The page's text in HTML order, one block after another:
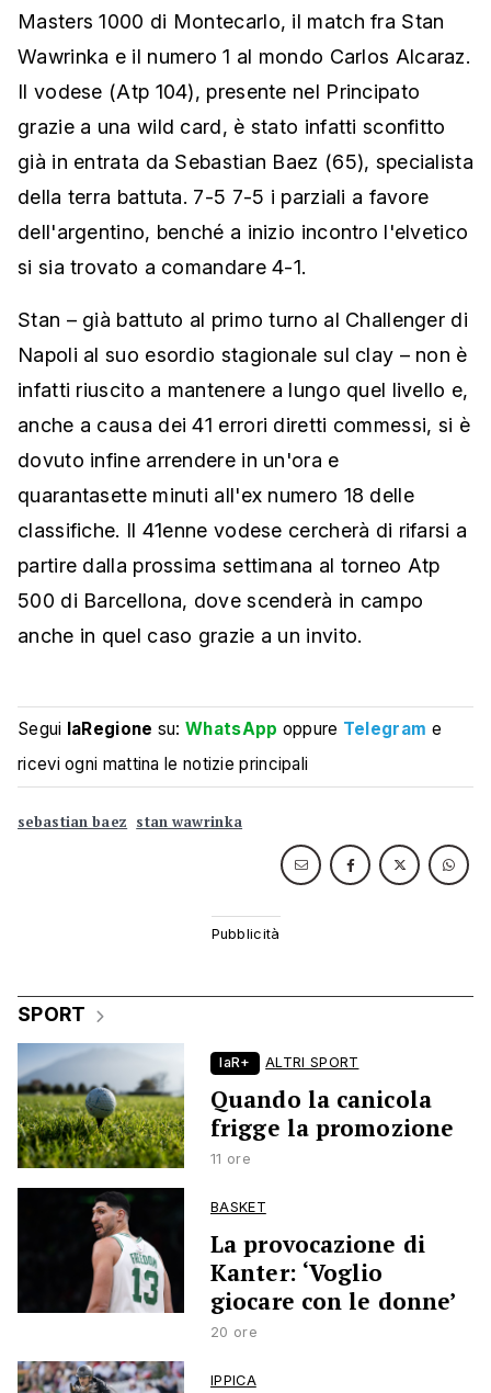
Masters 1000 di Montecarlo, il match fra Stan
Wawrinka e il numero 1 al mondo Carlos Alcaraz.
Il vodese (Atp 104), presente nel Principato
grazie a una wild card, è stato infatti sconfitto
già in entrata da Sebastian Baez (65), specialista
della terra battuta. 7-5 7-5 i parziali a favore
dell'argentino, benché a inizio incontro l'elvetico
si sia trovato a comandare 4-1.
Stan – già battuto al primo turno al Challenger di
Napoli al suo esordio stagionale sul clay – non è
infatti riuscito a mantenere a lungo quel livello e,
anche a causa dei 41 errori diretti commessi, si è
dovuto infine arrendere in un'ora e
quarantasette minuti all'ex numero 18 delle
classifiche. Il 41enne vodese cercherà di rifarsi a
partire dalla prossima settimana al torneo Atp
500 di Barcellona, dove scenderà in campo
anche in quel caso grazie a un invito.
Segui laRegione su:WhatsApp oppure Telegram e
ricevi ogni mattina le notizie principali
sebastian baez stan wawrinka
SPORT
laR+ ALTRI SPORT
Quando la canicola
frigge la promozione
11 ore
BASKET
La provocazione di
Kanter: ‘Voglio
giocare con le donne’
20 ore
IPPICA